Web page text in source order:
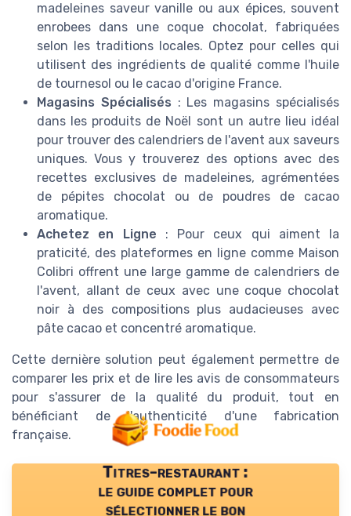
madeleines saveur vanille ou aux épices, souvent
enrobees dans une coque chocolat, fabriquées
selon les traditions locales. Optez pour celles qui
utilisent des ingrédients de qualité comme l'huile
de tournesol ou le cacao d'origine France.
Magasins Spécialisés : Les magasins spécialisés
dans les produits de Noël sont un autre lieu idéal
pour trouver des calendriers de l'avent aux saveurs
uniques. Vous y trouverez des options avec des
recettes exclusives de madeleines, agrémentées
de pépites chocolat ou de poudres de cacao
aromatique.
Achetez en Ligne : Pour ceux qui aiment la
praticité, des plateformes en ligne comme Maison
Colibri offrent une large gamme de calendriers de
l'avent, allant de ceux avec une coque chocolat
noir à des compositions plus audacieuses avec
pâte cacao et concentré aromatique.
Cette dernière solution peut également permettre de
comparer les prix et de lire les avis de consommateurs
pour s'assurer de la qualité du produit, tout en
bénéficiant de l'authenticité d'une fabrication
française.
Titres-restaurant :
le guide complet pour
sélectionner le bon